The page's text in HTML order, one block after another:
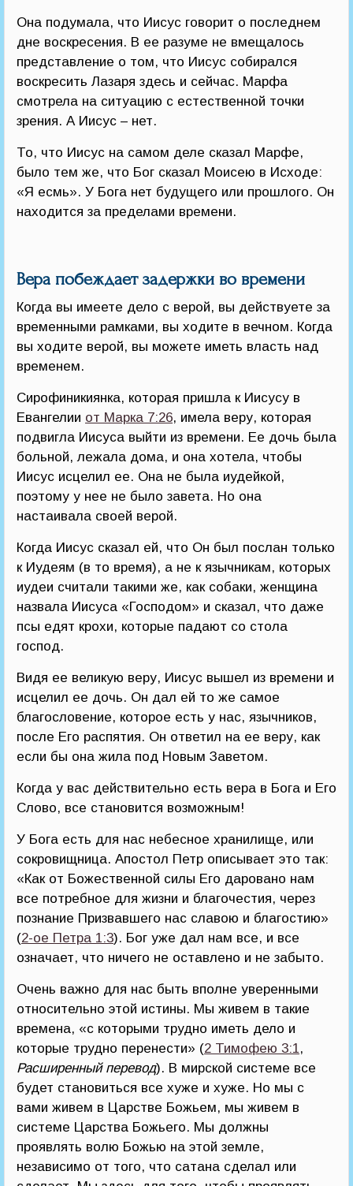
Она подумала, что Иисус говорит о последнем
дне воскресения. В ее разуме не вмещалось
представление о том, что Иисус собирался
воскресить Лазаря здесь и сейчас. Марфа
смотрела на ситуацию с естественной точки
зрения. А Иисус – нет.
То, что Иисус на самом деле сказал Марфе,
было тем же, что Бог сказал Моисею в Исходе:
«Я есмь». У Бога нет будущего или прошлого. Он
находится за пределами времени.
Вера побеждает задержки во времени
Когда вы имеете дело с верой, вы действуете за
временными рамками, вы ходите в вечном. Когда
вы ходите верой, вы можете иметь власть над
временем.
Сирофиникиянка, которая пришла к Иисусу в
Евангелии от Марка 7:26, имела веру, которая
подвигла Иисуса выйти из времени. Ее дочь была
больной, лежала дома, и она хотела, чтобы
Иисус исцелил ее. Она не была иудейкой,
поэтому у нее не было завета. Но она
настаивала своей верой.
Когда Иисус сказал ей, что Он был послан только
к Иудеям (в то время), а не к язычникам, которых
иудеи считали такими же, как собаки, женщина
назвала Иисуса «Господом» и сказал, что даже
псы едят крохи, которые падают со стола
господ.
Видя ее великую веру, Иисус вышел из времени и
исцелил ее дочь. Он дал ей то же самое
благословение, которое есть у нас, язычников,
после Его распятия. Он ответил на ее веру, как
если бы она жила под Новым Заветом.
Когда у вас действительно есть вера в Бога и Его
Слово, все становится возможным!
У Бога есть для нас небесное хранилище, или
сокровищница. Апостол Петр описывает это так:
«Как от Божественной силы Его даровано нам
все потребное для жизни и благочестия, через
познание Призвавшего нас славою и благостию»
(2-ое Петра 1:3). Бог уже дал нам все, и все
означает, что ничего не оставлено и не забыто.
Очень важно для нас быть вполне уверенными
относительно этой истины. Мы живем в такие
времена, «с которыми трудно иметь дело и
которые трудно перенести» (2 Тимофею 3:1,
Расширенный перевод). В мирской системе все
будет становиться все хуже и хуже. Но мы с
вами живем в Царстве Божьем, мы живем в
системе Царства Божьего. Мы должны
проявлять волю Божью на этой земле,
независимо от того, что сатана сделал или